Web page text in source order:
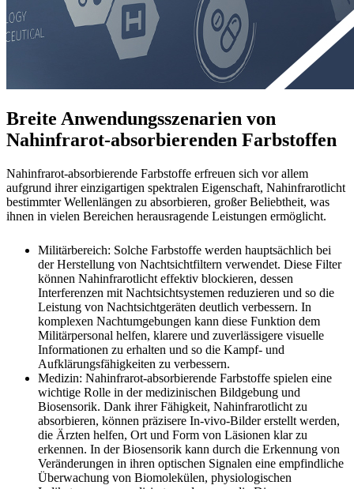
Breite Anwendungsszenarien von
Nahinfrarot-absorbierenden Farbstoffen
Nahinfrarot-absorbierende Farbstoffe erfreuen sich vor allem
aufgrund ihrer einzigartigen spektralen Eigenschaft, Nahinfrarotlicht
bestimmter Wellenlängen zu absorbieren, großer Beliebtheit, was
ihnen in vielen Bereichen herausragende Leistungen ermöglicht.
Militärbereich: Solche Farbstoffe werden hauptsächlich bei
der Herstellung von Nachtsichtfiltern verwendet. Diese Filter
können Nahinfrarotlicht effektiv blockieren, dessen
Interferenzen mit Nachtsichtsystemen reduzieren und so die
Leistung von Nachtsichtgeräten deutlich verbessern. In
komplexen Nachtumgebungen kann diese Funktion dem
Militärpersonal helfen, klarere und zuverlässigere visuelle
Informationen zu erhalten und so die Kampf- und
Aufklärungsfähigkeiten zu verbessern.
Medizin: Nahinfrarot-absorbierende Farbstoffe spielen eine
wichtige Rolle in der medizinischen Bildgebung und
Biosensorik. Dank ihrer Fähigkeit, Nahinfrarotlicht zu
absorbieren, können präzisere In-vivo-Bilder erstellt werden,
die Ärzten helfen, Ort und Form von Läsionen klar zu
erkennen. In der Biosensorik kann durch die Erkennung von
Veränderungen in ihren optischen Signalen eine empfindliche
Überwachung von Biomolekülen, physiologischen